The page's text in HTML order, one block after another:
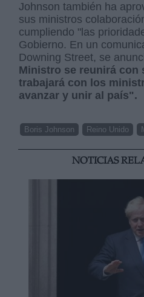
Johnson también ha
sus ministros
cumpliendo "las
Gobierno. En un
Downing Street, se
Ministro se reunirá con
trabajará con los
avanzar y unir al país".
Boris Johnson Reino Unido
NOTICIAS